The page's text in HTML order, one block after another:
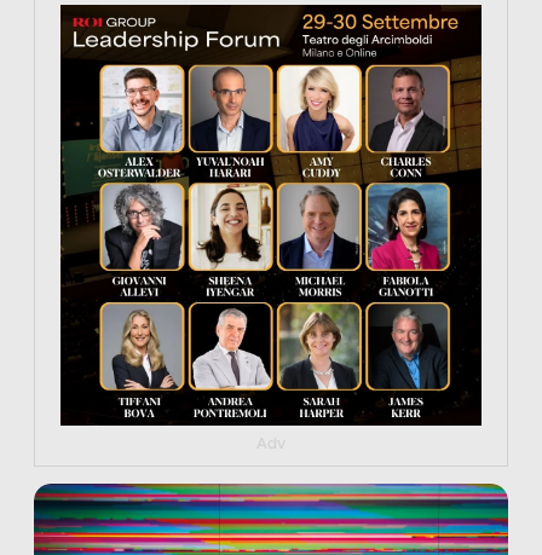
https://tinyurl.com/363fvfm9
Adv